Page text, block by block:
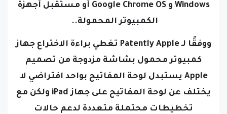
Windows و Google Chrome OS أو مستقبل أجهزة
الكمبيوتر المحمولة..
ووفقًا لـ Patently Apple تغطي براءة الاختراع جهاز
كمبيوتر محمول بشاشة مزدوجة من تصميم
Apple يستبدل لوحة المفاتيح بواحد افتراضي لا
يختلف عن لوحة المفاتيح على جهاز iPad ولكن مع
تخطيطات محتملة متعددة لدعم حالات